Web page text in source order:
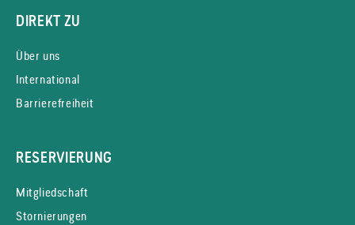
DIREKT ZU
Über uns
International
Barrierefreiheit
RESERVIERUNG
Mitgliedschaft
Stornierungen